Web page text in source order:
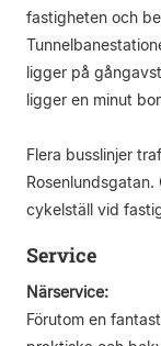
fastigheten och
ligger på
ligger en minut
Flera busslinjer
cykelställ vid
Service
Närservice:
Förutom en